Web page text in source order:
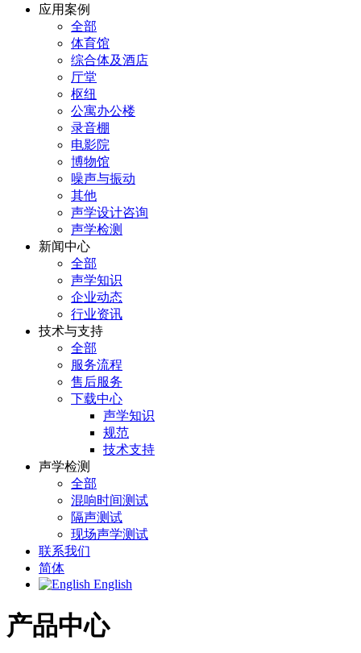
应用案例
全部
体育馆
综合体及酒店
厅堂
枢纽
公寓办公楼
录音棚
电影院
博物馆
噪声与振动
其他
声学设计咨询
声学检测
新闻中心
全部
声学知识
企业动态
行业资讯
技术与支持
全部
服务流程
售后服务
下载中心
声学知识
规范
技术支持
声学检测
全部
混响时间测试
隔声测试
现场声学测试
联系我们
简体
English
产品中心